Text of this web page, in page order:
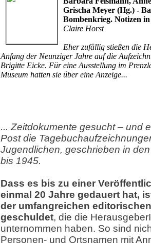
Grischa Meyer (Hg.) -
Bombenkrieg. Notizen in
Claire Horst
Eher zufällig stießen die
Anfang der Neunziger Jahre auf die
Brigitte Eicke. Für eine Ausstellung im
Museum hatten sie über eine Anzeige...
... Zeitdokumente gesucht – und
Post die
Jugendlichen, geschrieben in
bis 1945.
Dass es bis zu einer
einmal 20 Jahre gedauert hat,
der umfangreichen
geschuldet, die die
unternommen haben. So sind
Personen- und Ortsnamen mit